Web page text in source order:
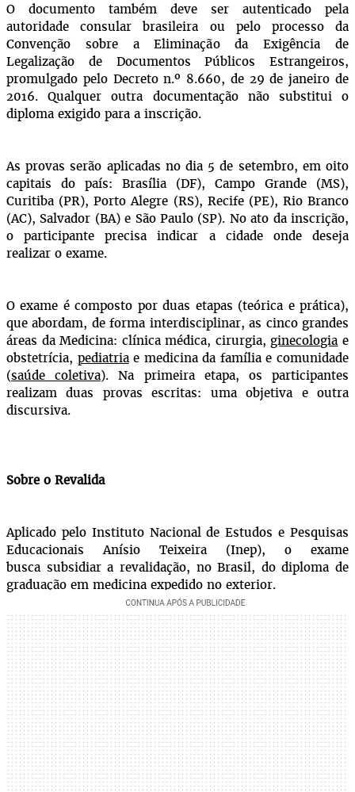
O documento também deve ser autenticado pela
autoridade consular brasileira ou pelo processo da
Convenção sobre a Eliminação da Exigência de
Legalização de Documentos Públicos Estrangeiros,
promulgado pelo Decreto n.º 8.660, de 29 de janeiro de
2016. Qualquer outra documentação não substitui o
diploma exigido para a inscrição.
As provas serão aplicadas no dia 5 de setembro, em oito
capitais do país: Brasília (DF), Campo Grande (MS),
Curitiba (PR), Porto Alegre (RS), Recife (PE), Rio Branco
(AC), Salvador (BA) e São Paulo (SP). No ato da inscrição,
o participante precisa indicar a cidade onde deseja
realizar o exame.
O exame é composto por duas etapas (teórica e prática),
que abordam, de forma interdisciplinar, as cinco grandes
áreas da Medicina: clínica médica, cirurgia, ginecologia e
obstetrícia, pediatriae medicina da família e comunidade
(saúde coletiva). Na primeira etapa, os participantes
realizam duas provas escritas: uma objetiva e outra
discursiva.
Sobre o Revalida
Aplicado pelo Instituto Nacional de Estudos e Pesquisas
Educacionais Anísio Teixeira (Inep), o exame
busca subsidiar a revalidação, no Brasil, do diploma de
graduação em medicina expedido no exterior.